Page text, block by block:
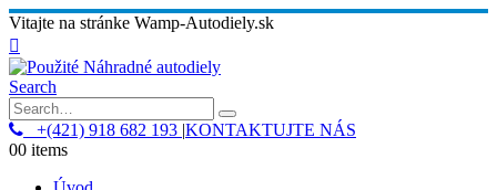
Vitajte na stránke Wamp-Autodiely.sk
Search
+(421) 918 682 193 |KONTAKTUJTE NÁS
00 items